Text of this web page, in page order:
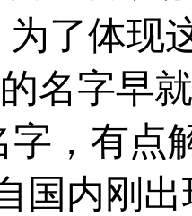
了体现
名字早
，有点
内刚出